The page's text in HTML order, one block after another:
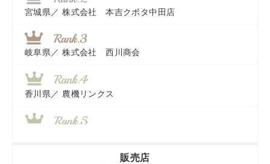
宮城県／ 株式会社 本吉クボタ中田店
岐阜県／ 株式会社 西川商会
香川県／ 農機リンクス
販売店